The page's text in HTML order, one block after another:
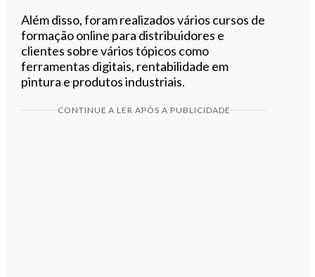
Além disso, foram realizados vários cursos de
formação online para distribuidores e
clientes sobre vários tópicos como
ferramentas digitais, rentabilidade em
pintura e produtos industriais.
CONTINUE A LER APÓS A PUBLICIDADE